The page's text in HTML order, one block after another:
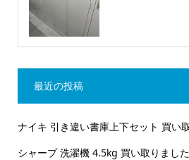
最近の投稿
ナイキ 引き違い書庫上下セット 買い
シャープ 洗濯機 4.5kg 買い取りました